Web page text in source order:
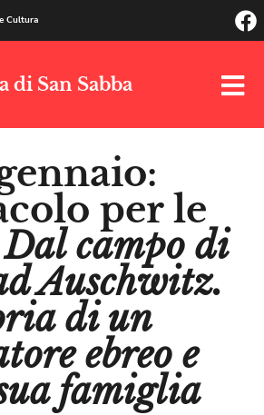
Cultura
di San Sabba
per le
Dal campo di
Auschwitz.
di un
ebreo e
famiglia